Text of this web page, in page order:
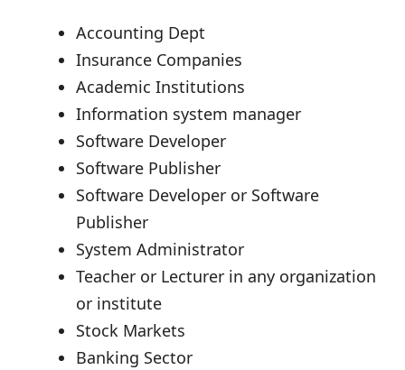
Accounting Dept
Insurance Companies
Academic Institutions
Information system manager
Software Developer
Software Publisher
Software Developer or Software
Publisher
System Administrator
Teacher or Lecturer in any organization
or institute
Stock Markets
Banking Sector